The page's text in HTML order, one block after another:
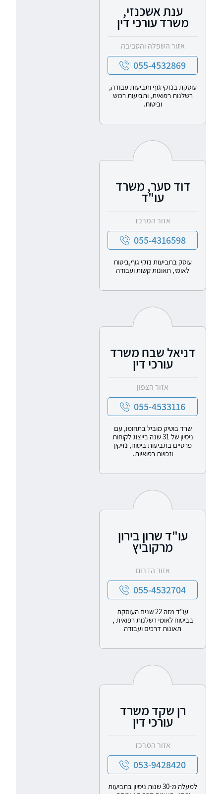
ענת אשכנזי,
משרד עורכי דין
אזור השפלה והסביבה
055-4532869
עוסקת בנזקי גוף ותביעות עבודה,
רשלנות רפואית, ותביעות רכוש
וביטוח.
דוד סער, משרד
עו"ד
אזור המרכז
055-4316598
עוסק בתביעות נזקי גוף,ביטוח
לאומי, תאונות קשות ועבודה
דניאל שבח משרד
עורכי דין
אזור הצפון
055-4533116
שרד בוטיק מוביל בתחומו, עם
ניסיון של 31 שנה בייצוג לקוחות
פרטיים בתביעות ביטוח, נזיקין
וזכויות רפואיות.
עו"ד שרון בירון
מרקוביץ
אזור הדרום
055-4532704
עו"ד מזה 22 שנים העוסקת
בביטוח לאומי רשלנות רפואית ,
תאונות דרכים ועבודה
רן שקד משרד
עורכי דין
אזור המרכז
053-9428420
למעלה מ-30 שנות ניסיון בתביעות